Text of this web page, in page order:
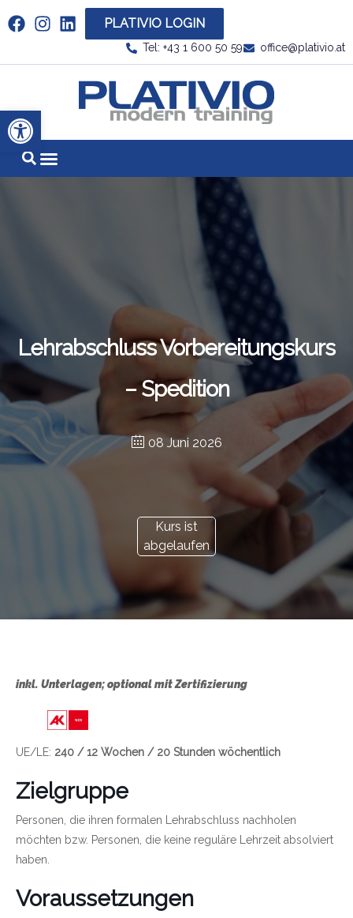
Werkzeugleiste öffnen
Link zu https://www.linkedin.com/company/
PLATIVIO LOGIN
Tel: +43 1 600 50 59 office@plativio.at
Link zu
Lehrabschluss Vorbereitungskurs
– Spedition
08 Juni 2026
Kurs ist
abgelaufen
inkl. Unterlagen; optional mit Zertifizierung
UE/LE: 240 / 12 Wochen / 20 Stunden wöchentlich
Zielgruppe
Personen, die ihren formalen Lehrabschluss nachholen
möchten bzw. Personen, die keine reguläre Lehrzeit absolviert
haben.
Voraussetzungen